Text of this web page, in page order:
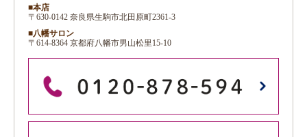
■本店
〒630-0142 奈良県生駒市北田原町2361-3
■八幡サロン
〒614-8364 京都府八幡市男山松里15-10